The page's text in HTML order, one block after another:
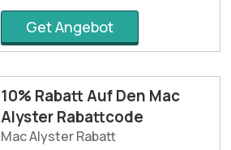
Get Angebot
10% Rabatt Auf Den Mac
Alyster Rabattcode
Mac Alyster Rabatt